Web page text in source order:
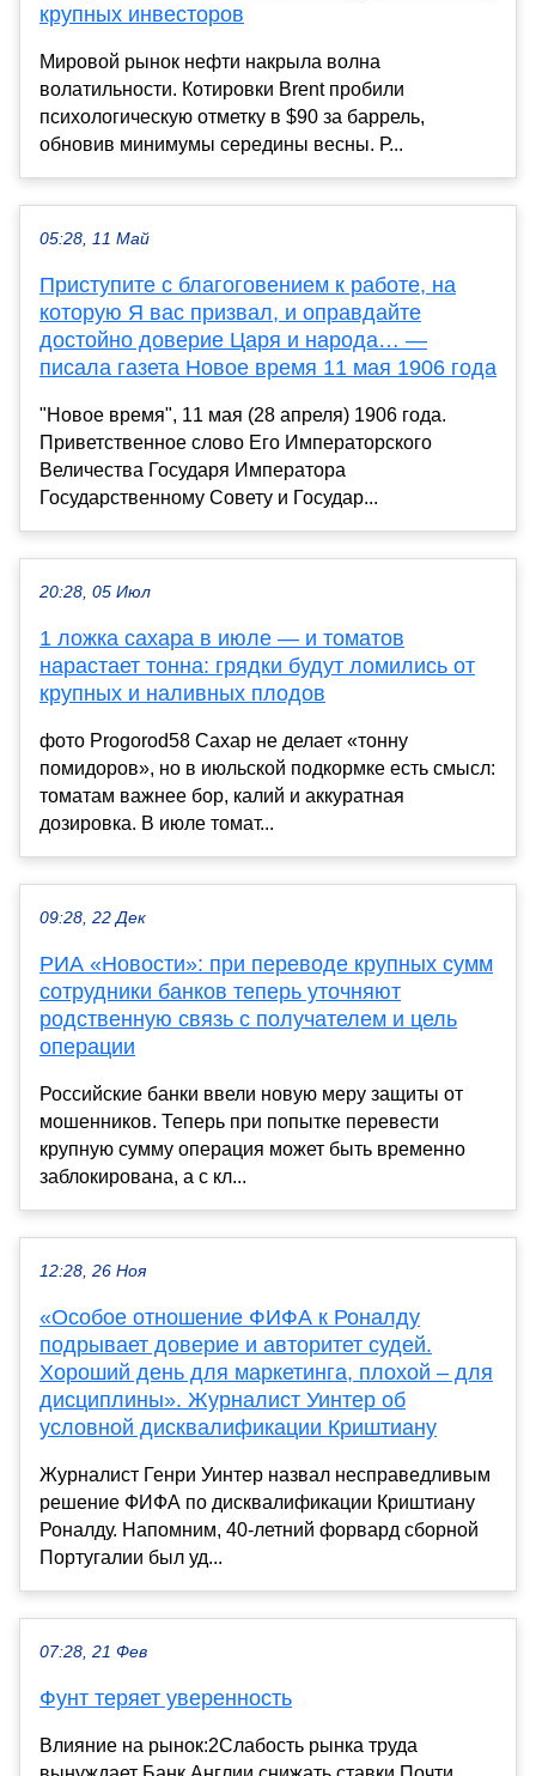
крупных инвесторов
Мировой рынок нефти накрыла волна
волатильности. Котировки Brent пробили
психологическую отметку в $90 за баррель,
обновив минимумы середины весны. Р...
05:28, 11 Май
Приступите с благоговением к работе, на
которую Я вас призвал, и оправдайте
достойно доверие Царя и народа… —
писала газета Новое время 11 мая 1906 года
"Новое время", 11 мая (28 апреля) 1906 года.
Приветственное слово Его Императорского
Величества Государя Императора
Государственному Совету и Государ...
20:28, 05 Июл
1 ложка сахара в июле — и томатов
нарастает тонна: грядки будут ломились от
крупных и наливных плодов
фото Progorod58 Сахар не делает «тонну
помидоров», но в июльской подкормке есть смысл:
томатам важнее бор, калий и аккуратная
дозировка. В июле томат...
09:28, 22 Дек
РИА «Новости»: при переводе крупных сумм
сотрудники банков теперь уточняют
родственную связь с получателем и цель
операции
Российские банки ввели новую меру защиты от
мошенников. Теперь при попытке перевести
крупную сумму операция может быть временно
заблокирована, а с кл...
12:28, 26 Ноя
«Особое отношение ФИФА к Роналду
подрывает доверие и авторитет судей.
Хороший день для маркетинга, плохой – для
дисциплины». Журналист Уинтер об
условной дисквалификации Криштиану
Журналист Генри Уинтер назвал несправедливым
решение ФИФА по дисквалификации Криштиану
Роналду. Напомним, 40-летний форвард сборной
Португалии был уд...
07:28, 21 Фев
Фунт теряет уверенность
Влияние на рынок:2Слабость рынка труда